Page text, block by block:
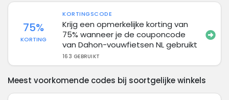
75%
KORTING
KORTINGSCODE
Krijg een opmerkelijke korting van
75% wanneer je de couponcode
van Dahon-vouwfietsen NL gebruikt
163 GEBRUIKT
Meest voorkomende codes bij soortgelijke winkels